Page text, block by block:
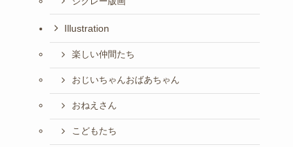
Illustration
楽しい仲間たち
おじいちゃんおばあちゃん
おねえさん
こどもたち